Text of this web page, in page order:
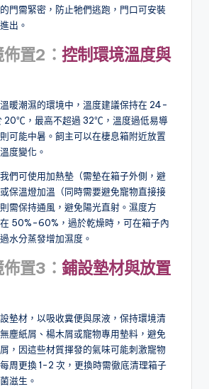
門需緊密，防止牠們逃跑，門口可安裝
出。
佈置2 ： 控制環境溫度與
暖潮濕的環境中，溫度建議保持在 24-
20℃，最高不超過 32℃，溫度過低易導
可能中暑。飼主可以在棲息箱附近放置
度變化。
們可使用加熱墊（需墊在箱子外側，避
保溫燈加溫（同時需要避免寵物直接接
需保持通風，避免陽光直射。濕度方
50%-60%，過於乾燥時，可在箱子內
水分蒸發增加濕度。
佈置3 ： 鋪設墊材與放置
墊材，以吸收糞便與尿液，保持環境清
塵紙屑、楊木屑或寵物專用墊料，避免
，因這些材質揮發的氣味可能刺激寵物
周更換 1-2 次，更換時需徹底清理箱子
滋生。